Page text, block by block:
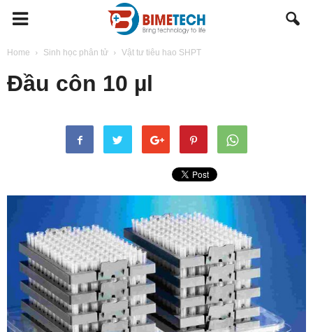
BIMETECH
Home Sinh học phân tử Vật tư tiêu hao SHPT
Đầu côn 10 µl